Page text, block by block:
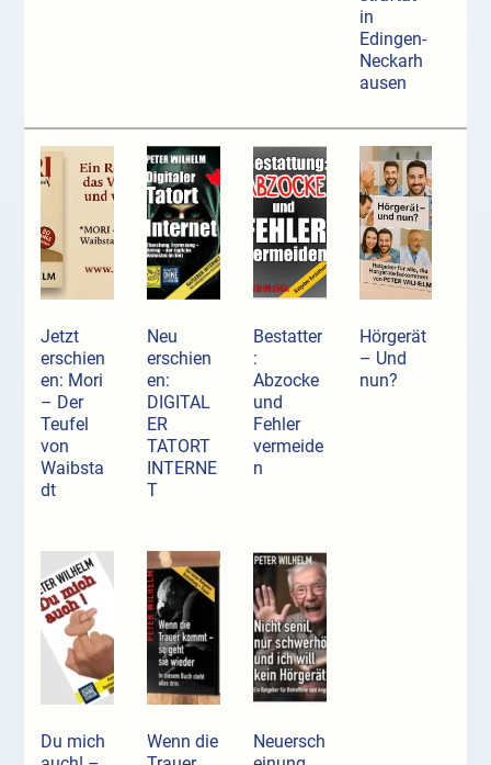
in
Edingen-
Neckarh
ausen
Jetzt
erschien
en: Mori
– Der
Teufel
von
Waibsta
dt
Neu
erschien
en:
DIGITAL
ER
TATORT
INTERNE
T
Bestatter
:
Abzocke
und
Fehler
vermeide
n
Hörgerät
– Und
nun?
Du mich
Wenn die
Neuersch